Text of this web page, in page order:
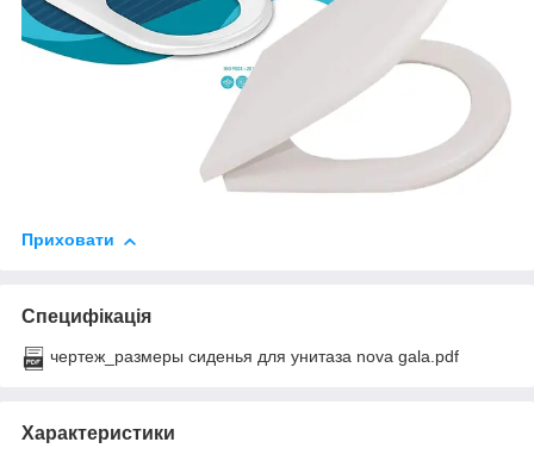
Приховати
Специфікація
чертеж_размеры сиденья для унитаза nova gala.pdf
Характеристики